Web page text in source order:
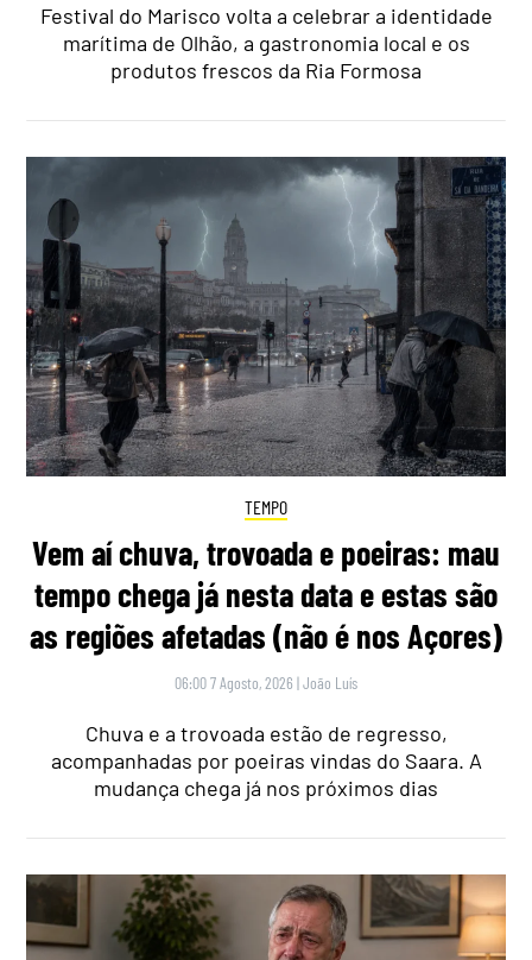
Festival do Marisco volta a celebrar a identidade
marítima de Olhão, a gastronomia local e os
produtos frescos da Ria Formosa
TEMPO
Vem aí chuva, trovoada e poeiras: mau
tempo chega já nesta data e estas são
as regiões afetadas (não é nos Açores)
06:00 7 Agosto, 2026 |João Luís
Chuva e a trovoada estão de regresso,
acompanhadas por poeiras vindas do Saara. A
mudança chega já nos próximos dias